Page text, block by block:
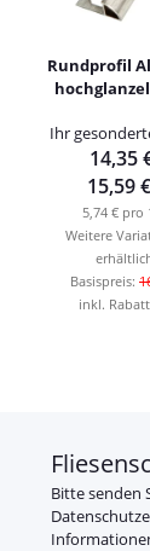
Rundprofil
Ihr
14,35
15,59 €
5,74 € pro
Weitere
Basispreis:
inkl.
Bitte senden